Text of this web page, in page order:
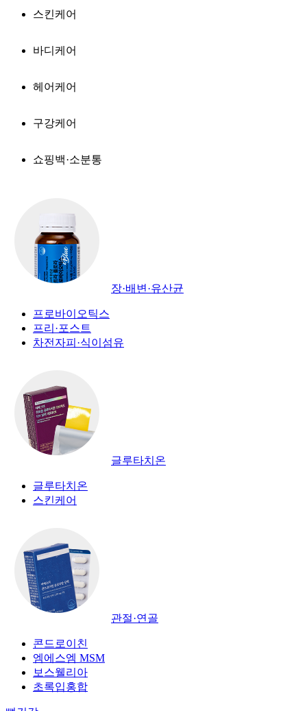
스킨케어
바디케어
헤어케어
구강케어
쇼핑백·소분통
장·배변·유산균
프로바이오틱스
프리·포스트
차전자피·식이섬유
글루타치온
글루타치온
스킨케어
관절·연골
콘드로이친
엠에스엠 MSM
보스웰리아
초록입홍합